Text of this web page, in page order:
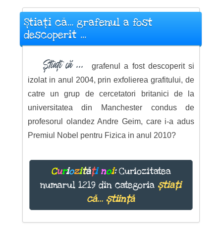
Știați că... grafenul a fost
descoperit ...
Știați că ...
grafenul a fost descoperit si
izolat in anul 2004, prin exfolierea grafitului, de
catre un grup de cercetatori britanici de la
universitatea din Manchester condus de
profesorul olandez Andre Geim, care i-a adus
Premiul Nobel pentru Fizica in anul 2010?
Curiozități noi:Curiozitatea
numarul 1219 din categoriaștiați
că... știință